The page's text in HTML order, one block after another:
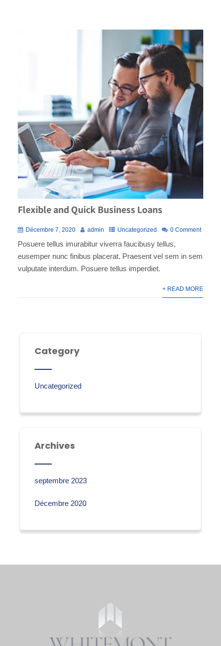
Flexible and Quick Business Loans
Décembre 7, 2020 admin Uncategorized 0 Comment
Posuere tellus imurabitur viverra faucibusy tellus,
eusemper nunc finibus placerat. Praesent vel sem in sem
vulputate interdum. Posuere tellus imperdiet.
+ READ MORE
Category
Uncategorized
Archives
septembre 2023
Décembre 2020